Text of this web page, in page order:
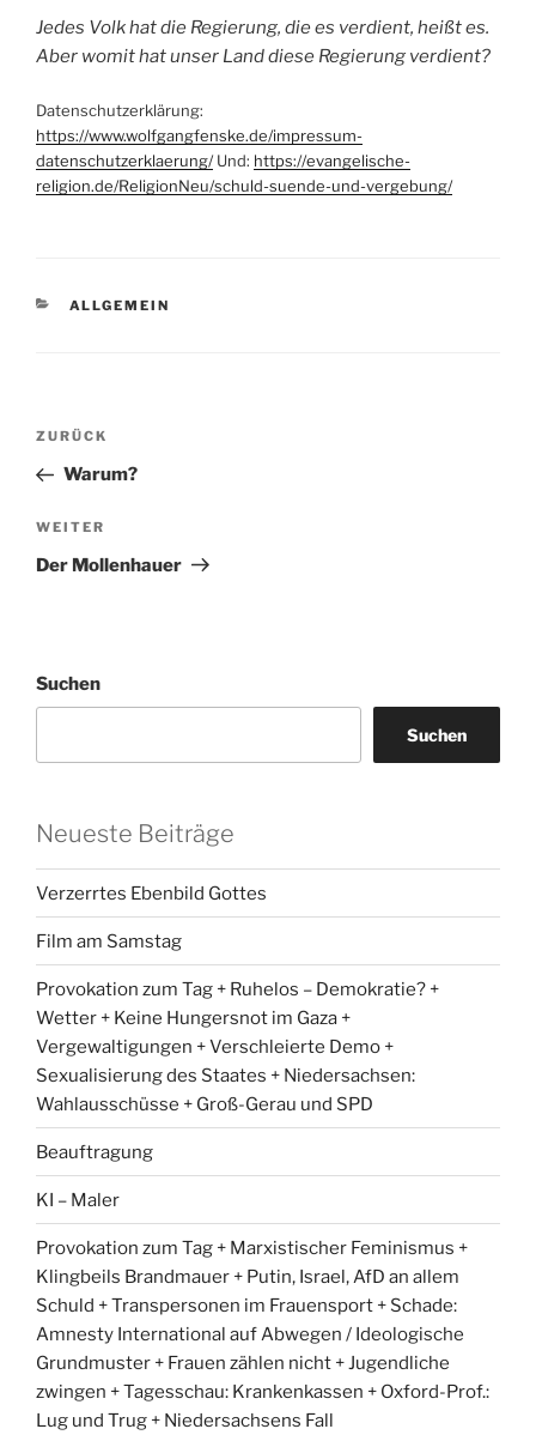
Jedes Volk hat die Regierung, die es verdient, heißt es.
Aber womit hat unser Land diese Regierung verdient?
Datenschutzerklärung:
https://www.wolfgangfenske.de/impressum-
datenschutzerklaerung/Und: https://evangelische-
religion.de/ReligionNeu/schuld-suende-und-vergebung/
KATEGORIEN
ALLGEMEIN
Beitragsnavigation
Vorheriger
Beitrag
ZURÜCK
Warum?
Nächster
Beitrag
WEITER
Der Mollenhauer
Suchen
Suchen
Neueste Beiträge
Verzerrtes Ebenbild Gottes
Film am Samstag
Provokation zum Tag + Ruhelos – Demokratie? +
Wetter + Keine Hungersnot im Gaza +
Vergewaltigungen + Verschleierte Demo +
Sexualisierung des Staates + Niedersachsen:
Wahlausschüsse + Groß-Gerau und SPD
Beauftragung
KI – Maler
Provokation zum Tag + Marxistischer Feminismus +
Klingbeils Brandmauer + Putin, Israel, AfD an allem
Schuld + Transpersonen im Frauensport + Schade:
Amnesty International auf Abwegen / Ideologische
Grundmuster + Frauen zählen nicht + Jugendliche
zwingen + Tagesschau: Krankenkassen + Oxford-Prof.:
Lug und Trug + Niedersachsens Fall